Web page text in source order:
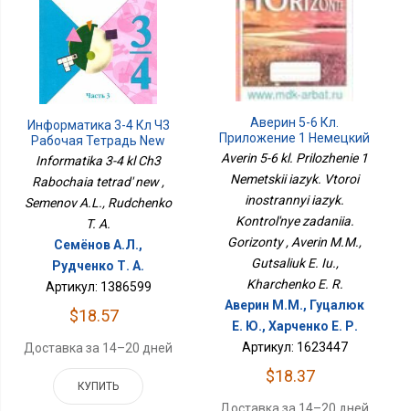
Информатика 3-4 Кл Ч3
Рабочая Тетрадь New
Informatika 3-4 kl Ch3
Rabochaia tetrad' new ,
Semenov A.L., Rudchenko
T. A.
Семёнов А.Л.,
Рудченко Т. А.
Артикул: 1386599
$18.57
Доставка за 14–20 дней
КУПИТЬ
Аверин 5-6 Кл.
Приложение 1 Немецкий
Язык. Второй
Контрольные Задания.
Горизонты
Averin 5-6 kl. Prilozhenie 1
Nemetskii iazyk. Vtoroi
inostrannyi iazyk.
Kontrol'nye zadaniia.
Gorizonty , Averin M.M.,
Gutsaliuk E. Iu.,
Kharchenko E. R.
Аверин М.М., Гуцалюк
Е. Ю., Харченко Е. Р.
Артикул: 1623447
$18.37